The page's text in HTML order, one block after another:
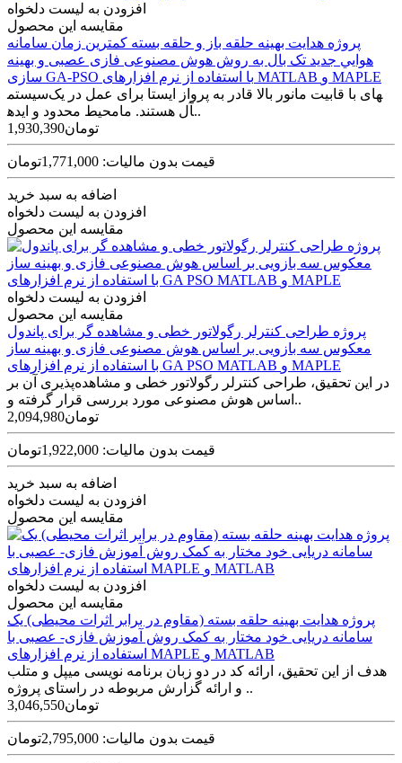
افزودن به لیست دلخواه
مقایسه این محصول
پروژه هدايت بهينه حلقه باز و حلقه بسته کمترين زمان سامانه
هوايي جديد تک بال به روش هوش مصنوعی فازی عصبی و بهينه
سازی GA-PSO با استفاده از نرم افزارهای MATLAB و MAPLE
سیستم‎های با قابیت مانور بالا قادر به پرواز ایستا برای عمل در یک
محیط محدود و ایده‎آل هستند. ما..
1,930,390تومان
قیمت بدون مالیات: 1,771,000تومان
اضافه به سبد خرید
افزودن به لیست دلخواه
مقایسه این محصول
افزودن به لیست دلخواه
مقایسه این محصول
پروژه طراحی کنترلر رگولاتور خطی و مشاهده گر‫ برای پاندول
معکوس سه بازویی بر اساس هوش مصنوعی فازی و بهينه ساز
GA PSO‬ با استفاده از نرم افزارهای MATLAB و MAPLE
در اين تحقيق، طراحی کنترلر رگولاتور خطی و مشاهده‌پذيری آن بر
اساس هوش مصنوعی مورد بررسی قرار گرفته و..
2,094,980تومان
قیمت بدون مالیات: 1,922,000تومان
اضافه به سبد خرید
افزودن به لیست دلخواه
مقایسه این محصول
افزودن به لیست دلخواه
مقایسه این محصول
پروژه هدايت بهينه حلقه بسته (مقاوم در برابر اثرات محيطی) يک
سامانه دريايی خود مختار به کمک روش آموزش فازی- عصبی با
استفاده از نرم افزارهای MAPLE و MATLAB
هدف از اين تحقيق، ارائه کد در دو زبان برنامه نويسی ميپل و متلب
و ارائه گزارش مربوطه در راستای پروژه ..
3,046,550تومان
قیمت بدون مالیات: 2,795,000تومان